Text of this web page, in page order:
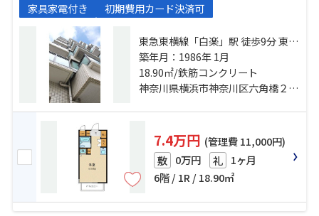
家具家電付き 初期費用カード決済可
東急東横線「白楽」駅 徒歩9分 東急
東横線「東白楽」駅 徒歩12分 ブル
ーライン「岸根公園」駅 徒歩13分
築年月：1986年 1月
18.90㎡/鉄筋コンクリート
神奈川県横浜市神奈川区六角橋２丁目
7.4万円 (管理費 11,000円)
敷 0万円 礼 1ヶ月
6階 / 1R / 18.90㎡